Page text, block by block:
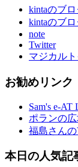
kintaのブロ
kintaのブロ
note
Twitter
マジカル
お勧めリンク
Sam's e-AT
ポランの
福島さんの
本日の人気記